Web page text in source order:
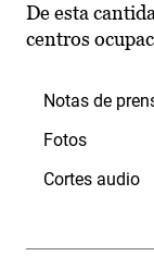
De esta
centros
Notas de
Fotos
Cortes audio